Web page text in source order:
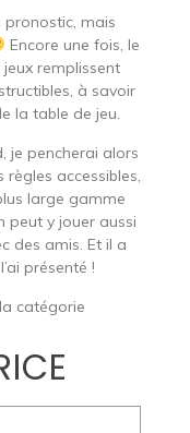
pronostic, mais
Encore une fois, le
jeux remplissent
à savoir
la table de jeu.
je pencherai alors
règles accessibles,
large gamme
peut y jouer aussi
des amis. Et il a
présenté !
catégorie